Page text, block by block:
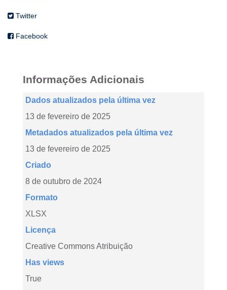
Twitter
Facebook
Informações Adicionais
Dados atualizados pela última vez
13 de fevereiro de 2025
Metadados atualizados pela última vez
13 de fevereiro de 2025
Criado
8 de outubro de 2024
Formato
XLSX
Licença
Creative Commons Atribuição
Has views
True